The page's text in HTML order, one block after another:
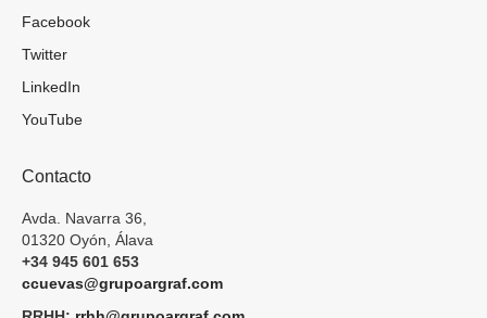
Facebook
Twitter
LinkedIn
YouTube
Contacto
Avda. Navarra 36,
01320 Oyón, Álava
+34 945 601 653
ccuevas@grupoargraf.com